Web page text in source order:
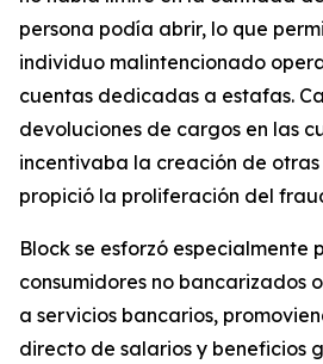
persona podía abrir, lo que
individuo malintencionado
cuentas dedicadas a estafas.
devoluciones de cargos en las
incentivaba la creación de otras
propició la proliferación del
Block se esforzó especialmente
consumidores no bancarizados
a servicios bancarios,
directo de salarios y beneficios